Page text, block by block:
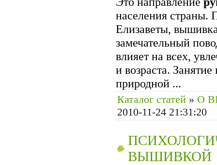
населения страны.
Елизаветы,
замечательный
влияет на всех,
и возраста.
природной ...
Каталог статей » О
2010-11-24 21:31:20
ВЫШИВКОЙ